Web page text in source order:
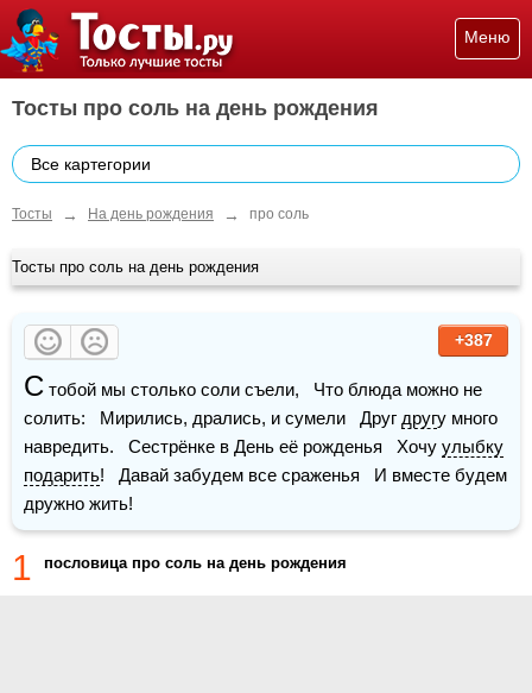
Меню
Тосты про соль на день рождения
Все картегории
Тосты → На день рождения → про соль
Тосты про соль на день рождения
+387
С тобой мы столько соли съели,   Что блюда можно не
солить:   Мирились, дрались, и сумели   Друг другу много
навредить.   Сестрёнке в День её рожденья   Хочу улыбку
подарить!   Давай забудем все сраженья   И вместе будем
дружно жить!
1 пословица про соль на день рождения